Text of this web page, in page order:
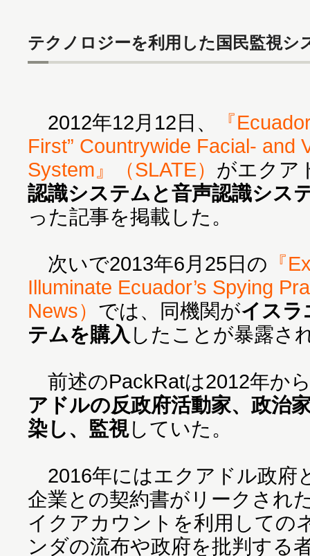
テクノロジーを利用した国民監視シ
2012年12月12日、
『
First” Countrywide Facial- and
System』（SLATE） がエクア
認識システムと音声認識シス
った記事を掲載した。
次いで2013年6月25日の 『
Illuminate Ecuador’s Spying
News） では、同機関がイスラ
テムを購入 したことが暴露さ
前述のPackRatは2012年か
アドルの反政府活動家、政治
染し、監視していた。
2016年にはエクアドル政府
企業との契約書がリークされ
イクアカウントを利用しての
ンダの流布や政府を批判する